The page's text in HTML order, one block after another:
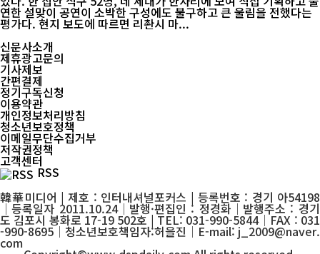
연한 설맞이 공연이 소박한 구성에도 불구하고 큰 울림을 전했다는
평가다. 현지 보도에 따르면 리촨시 마...
신문사소개
제휴광고문의
기사제보
간편결제
정기구독신청
이용약관
개인정보처리방침
청소년보호정책
이메일무단수집거부
저작권정책
고객센터
RSS
韓華미디어 | 제호 : 인터내셔널포커스 | 등록번호 : 경기 아54198
│등록일자 2011.10.24│발행·편집인 : 정경화│발행주소 : 경기
도 김포시 봉화로 17-19 502호 | TEL: 031-990-5844│FAX : 031
-990-8695│청소년보호책임자:허을진│E-mail: j_2009@naver.
com